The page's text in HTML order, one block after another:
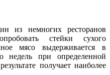
из немногих ресторанов
стейки сухого
мясо выдерживается в
недель при определенной
получает наиболее